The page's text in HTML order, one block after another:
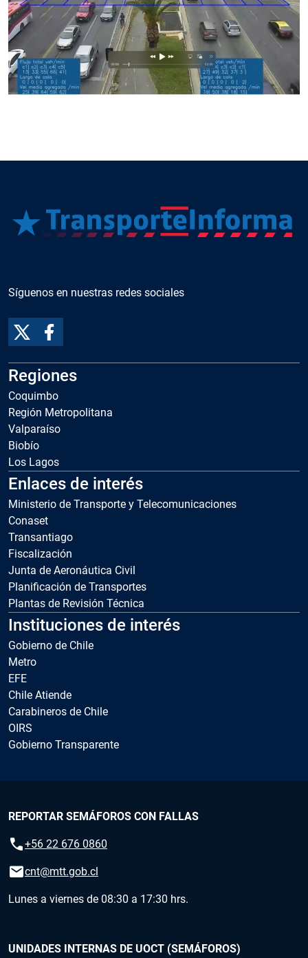
Síguenos en nuestras redes sociales
Regiones
Coquimbo
Región Metropolitana
Valparaíso
Biobío
Los Lagos
Enlaces de interés
Ministerio de Transporte y Telecomunicaciones
Conaset
Transantiago
Fiscalización
Junta de Aeronáutica Civil
Planificación de Transportes
Plantas de Revisión Técnica
Instituciones de interés
Gobierno de Chile
Metro
EFE
Chile Atiende
Carabineros de Chile
OIRS
Gobierno Transparente
REPORTAR SEMÁFOROS CON FALLAS
call+56 22 676 0860
emailcnt@mtt.gob.cl
Lunes a viernes de 08:30 a 17:30 hrs.
UNIDADES INTERNAS DE UOCT (SEMÁFOROS)